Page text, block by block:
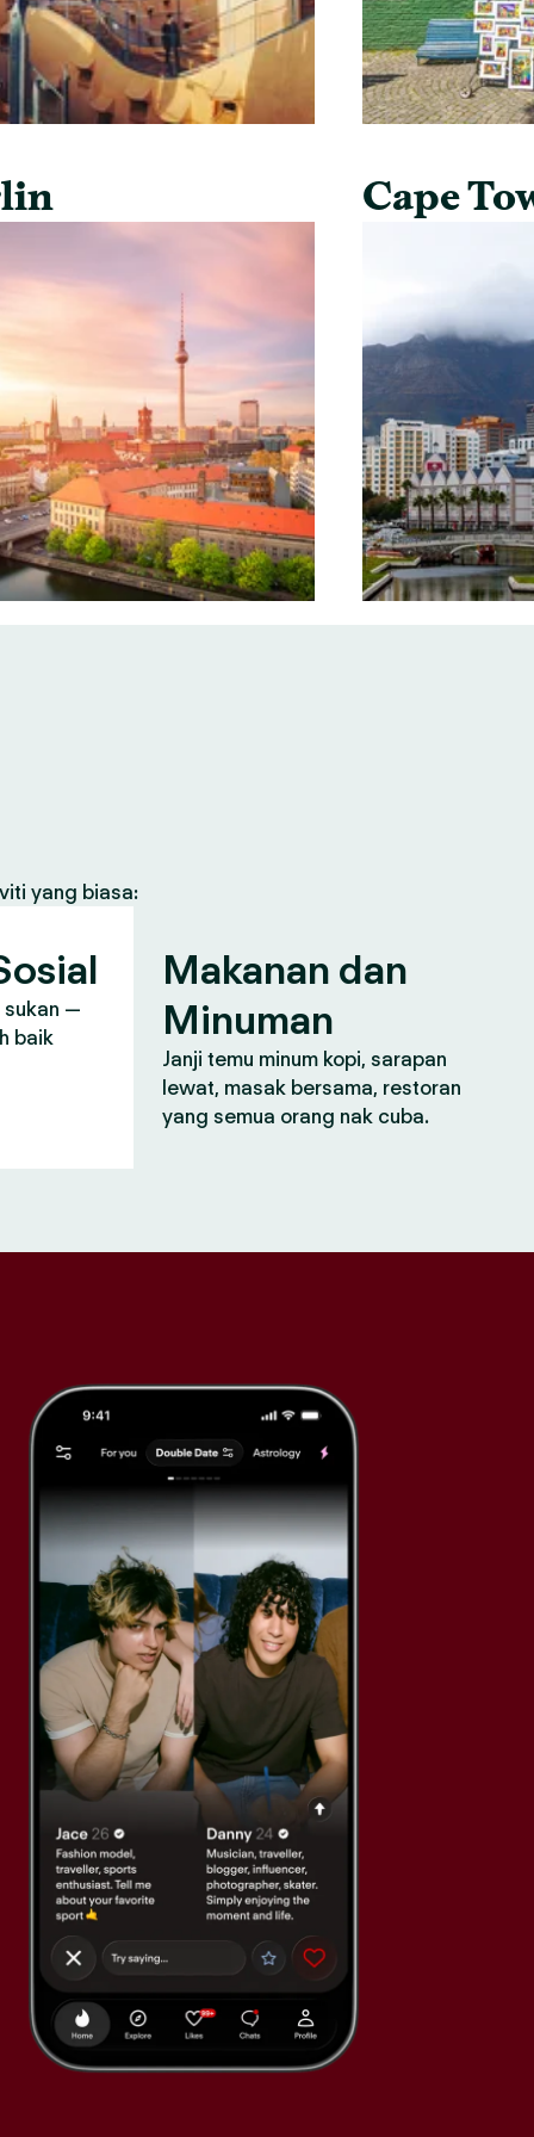
Cape
yang biasa:
sukan —
baik
Makanan dan
Minuman
Janji temu minum kopi, sarapan
lewat, masak bersama, restoran
yang semua orang nak cuba.